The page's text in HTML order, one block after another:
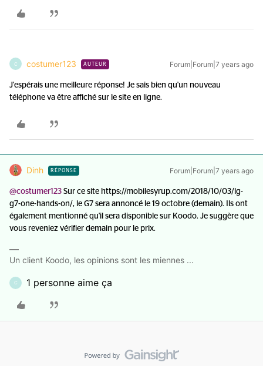
C costumer123 AUTEUR Forum|Forum|7 years ago
J'espérais une meilleure réponse! Je sais bien qu'un nouveau
téléphone va être affiché sur le site en ligne.
Dinh RÉPONSE Forum|Forum|7 years ago
@costumer123 Sur ce site https://mobilesyrup.com/2018/10/03/lg-
g7-one-hands-on/, le G7 sera annoncé le 19 octobre (demain). Ils ont
également mentionné qu'il sera disponible sur Koodo. Je suggère que
vous reveniez vérifier demain pour le prix.
Un client Koodo, les opinions sont les miennes ...
C 1 personne aime ça